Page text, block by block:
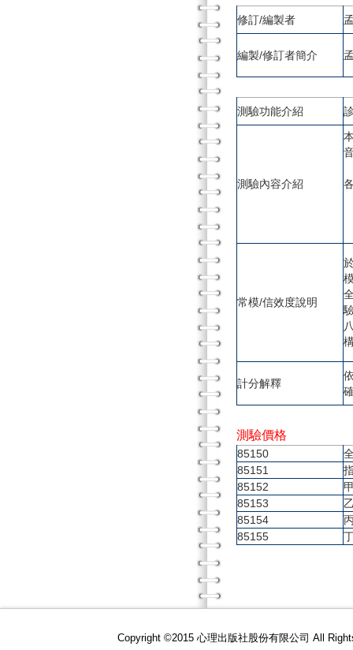
修訂/編製者
編製/修訂者簡介
測驗功能介紹
測驗內容介紹
常模/信效度說明
計分解釋
測驗價格
85150
85151
85152
85153
85154
85155
Copyright ©2015 心理出版社股份有限公司 All